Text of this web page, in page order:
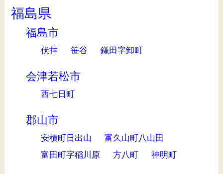
福島県
福島市
伏拝 笹谷 鎌田字卸町
会津若松市
西七日町
郡山市
安積町日出山
富久山町八山田
富田町字稲川原
方八町 神明町